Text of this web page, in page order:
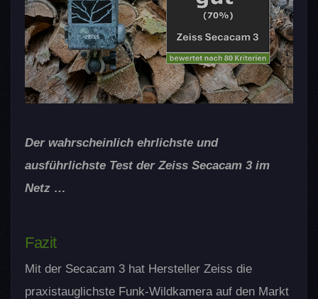
Der wahrscheinlich ehrlichste und
ausführlichste Test der Zeiss Secacam 3 im
Netz …
Fazit
Mit der Secacam 3 hat Hersteller Zeiss die
praxistauglichste Funk-Wildkamera auf den Markt